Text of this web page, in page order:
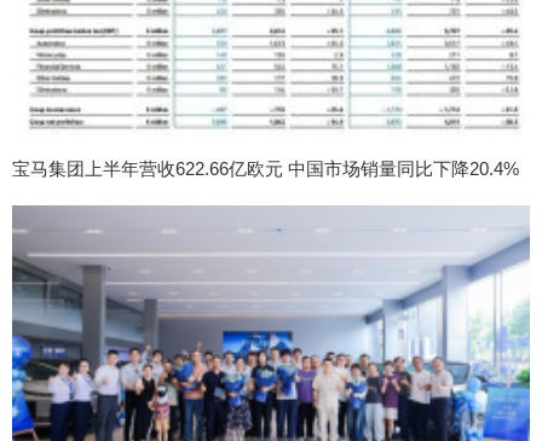
宝马集团上半年营收622.66亿欧元 中国市场销量同比下降20.4%